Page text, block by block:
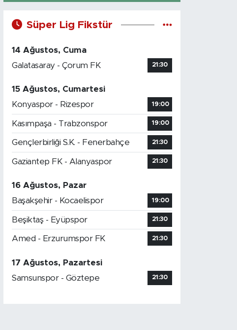
Süper Lig Fikstür
14 Ağustos, Cuma
Galatasaray - Çorum FK
21:30
15 Ağustos, Cumartesi
Konyaspor - Rizespor
19:00
Kasımpaşa - Trabzonspor 19:00
Gençlerbirliği S.K. - Fenerbahçe 21:30
Gaziantep FK - Alanyaspor 21:30
16 Ağustos, Pazar
Başakşehir - Kocaelispor
19:00
Beşiktaş - Eyüpspor 21:30
Amed - Erzurumspor FK 21:30
17 Ağustos, Pazartesi
Samsunspor - Göztepe
21:30